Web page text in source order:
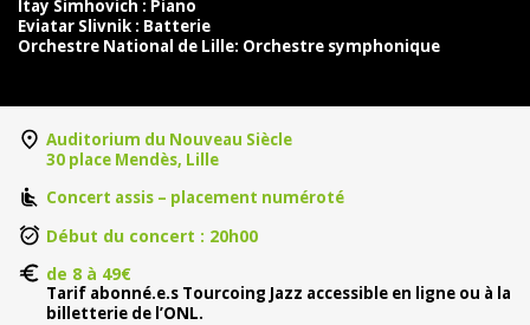
Itay Simhovich : Piano
Eviatar Slivnik : Batterie
Orchestre National de Lille: Orchestre symphonique
Auditorium du Nouveau Siècle
30 place Mendès, Lille
Concert assis – placement numéroté
Début du concert : 20h00
de 8 à 49€
Tarif abonné.e.s Tourcoing Jazz accessible en ligne ou à la
billetterie de l’ONL.